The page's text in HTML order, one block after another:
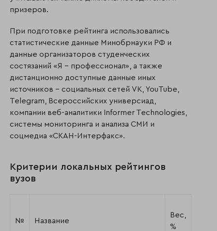
призеров.
При подготовке рейтинга использовались
статистические данные Минобрнауки РФ и
данные организаторов студенческих
состязаний «Я – профессионал», а также
дистанционно доступные данные иных
источников – социальных сетей VK, YouTube,
Telegram, Всероссийских универсиад,
компании веб-аналитики Informer Technologies,
системы мониторинга и анализа СМИ и
соцмедиа «СКАН-Интерфакс».
Критерии локальных рейтингов
вузов
№ Название
Вес,
%